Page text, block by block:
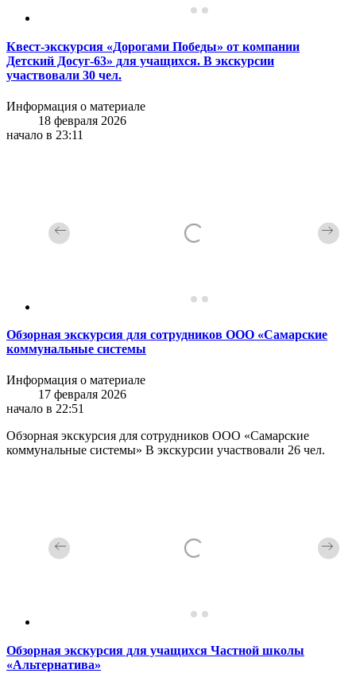
Квест-экскурсия «Дорогами Победы» от компании
Детский Досуг-63» для учащихся. В экскурсии
участвовали 30 чел.
Информация о материале
18 февраля 2026
начало в 23:11
Обзорная экскурсия для сотрудников ООО «Самарские
коммунальные системы
Информация о материале
17 февраля 2026
начало в 22:51
Обзорная экскурсия для сотрудников ООО «Самарские
коммунальные системы» В экскурсии участвовали 26 чел.
Обзорная экскурсия для учащихся Частной школы
«Альтернатива»